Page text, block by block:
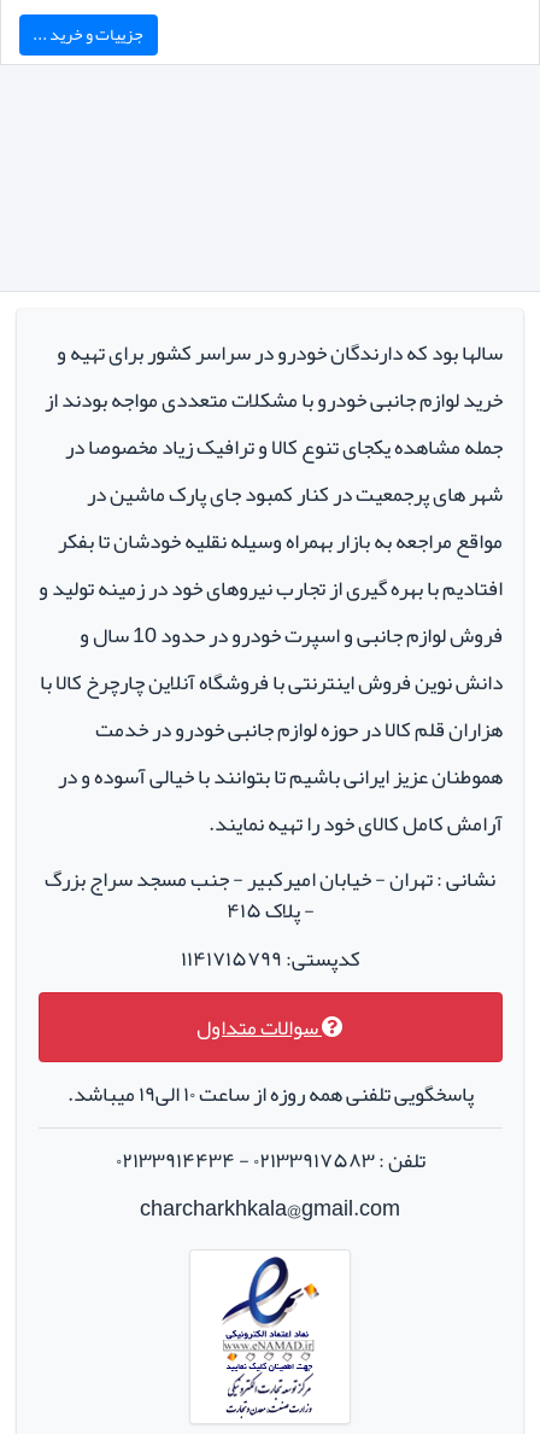
جزییات و خرید ...
سالها بود که دارندگان خودرو در سراسر کشور برای تهیه و
خرید لوازم جانبی خودرو با مشکلات متعددی مواجه بودند از
جمله مشاهده یکجای تنوع کالا و ترافیک زیاد مخصوصا در
شهر های پرجمعیت در کنار کمبود جای پارک ماشین در
مواقع مراجعه به بازار بهمراه وسیله نقلیه خودشان تا بفکر
افتادیم با بهره گیری از تجارب نیروهای خود در زمینه تولید و
فروش لوازم جانبی و اسپرت خودرو در حدود 10 سال و
دانش نوین فروش اینترنتی با فروشگاه آنلاین چارچرخ کالا با
هزاران قلم کالا در حوزه لوازم جانبی خودرو در خدمت
هموطنان عزیز ایرانی باشیم تا بتوانند با خیالی آسوده و در
آرامش کامل کالای خود را تهیه نمایند.
نشانی : تهران - خیابان امیرکبیر - جنب مسجد سراج بزرگ
- پلاک ۴۱۵
کدپستی: ۱۱۴۱۷۱۵۷۹۹
سوالات متداول
پاسخگویی تلفنی همه روزه از ساعت ۱۰ الی۱۹ میباشد.
تلفن : ۰۲۱۳۳۹۱۷۵۸۳ - ۰۲۱۳۳۹۱۴۴۳۴
charcharkhkala@gmail.com